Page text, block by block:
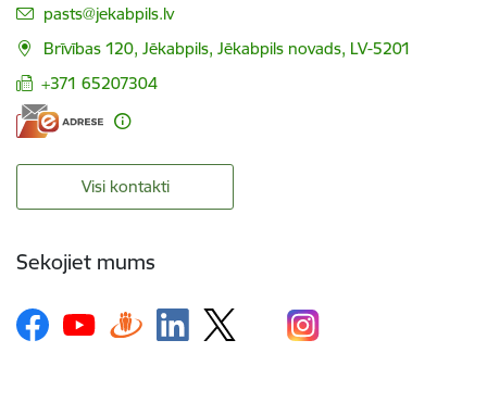
E-pasts:
pasts@jekabpils.lv
Brīvības 120, Jēkabpils, Jēkabpils novads, LV-5201
+371 65207304
Visi kontakti
Sekojiet mums